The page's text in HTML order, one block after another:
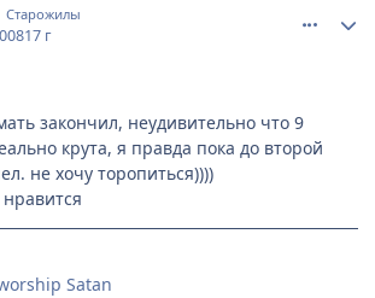
Старожилы
17 г
закончил, неудивительно что 9
крута, я правда пока до второй
не хочу торопиться))))
Satan